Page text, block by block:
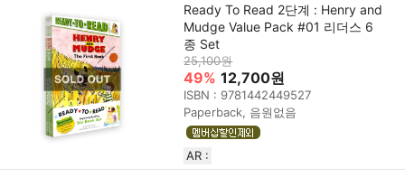
Ready To Read 2단계 : Henry and
Mudge Value Pack #01 리더스 6
종 Set
25,100원
49% 12,700원
ISBN : 9781442449527
Paperback, 음원없음
AR :